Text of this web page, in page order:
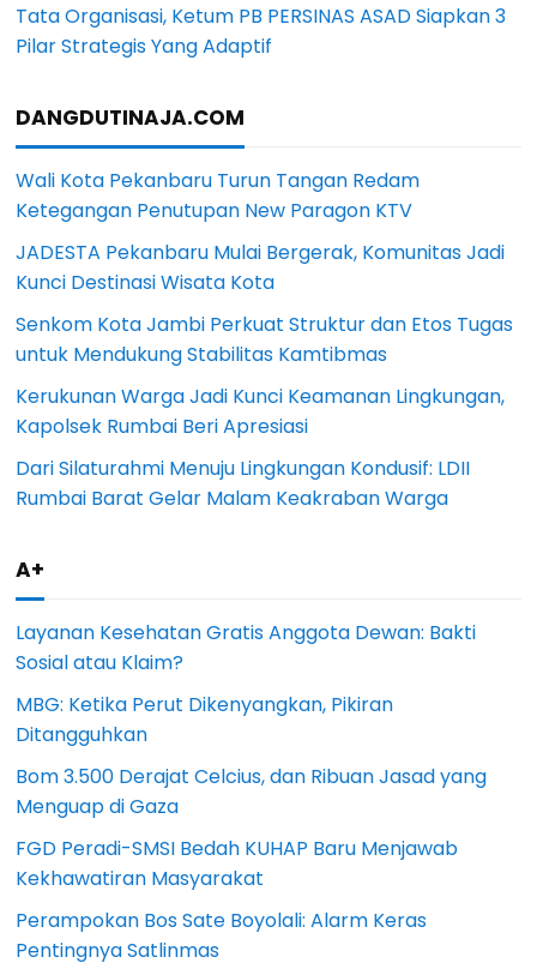
Tata Organisasi, Ketum PB PERSINAS ASAD Siapkan 3
Pilar Strategis Yang Adaptif
DANGDUTINAJA.COM
Wali Kota Pekanbaru Turun Tangan Redam
Ketegangan Penutupan New Paragon KTV
JADESTA Pekanbaru Mulai Bergerak, Komunitas Jadi
Kunci Destinasi Wisata Kota
Senkom Kota Jambi Perkuat Struktur dan Etos Tugas
untuk Mendukung Stabilitas Kamtibmas
Kerukunan Warga Jadi Kunci Keamanan Lingkungan,
Kapolsek Rumbai Beri Apresiasi
Dari Silaturahmi Menuju Lingkungan Kondusif: LDII
Rumbai Barat Gelar Malam Keakraban Warga
A+
Layanan Kesehatan Gratis Anggota Dewan: Bakti
Sosial atau Klaim?
MBG: Ketika Perut Dikenyangkan, Pikiran
Ditangguhkan
Bom 3.500 Derajat Celcius, dan Ribuan Jasad yang
Menguap di Gaza
FGD Peradi-SMSI Bedah KUHAP Baru Menjawab
Kekhawatiran Masyarakat
Perampokan Bos Sate Boyolali: Alarm Keras
Pentingnya Satlinmas